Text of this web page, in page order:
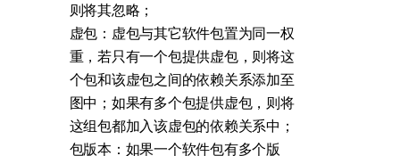
则将其忽略；
虚包：虚包与其它软件包置为同一权
重，若只有一个包提供虚包，则将这
个包和该虚包之间的依赖关系添加至
图中；如果有多个包提供虚包，则将
这组包都加入该虚包的依赖关系中；
包版本：如果一个软件包有多个版